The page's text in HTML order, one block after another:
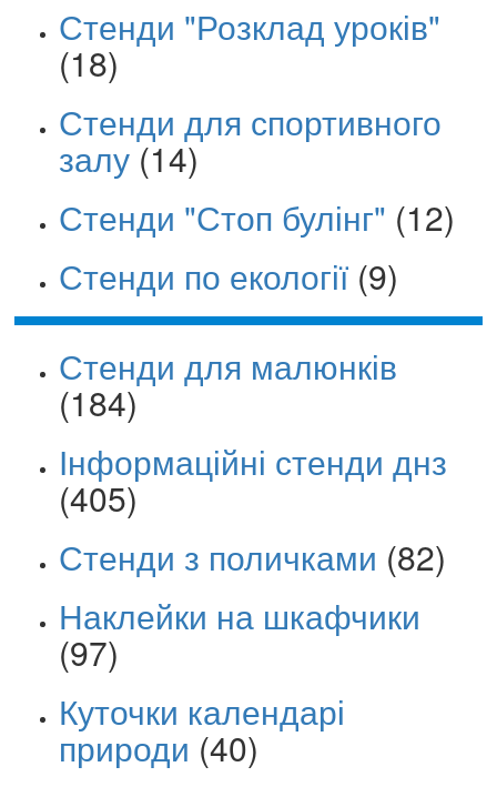
Стенди "Розклад уроків"
(18)
Стенди для спортивного
залу(14)
Стенди "Стоп булінг" (12)
Стенди по екології (9)
Стенди для малюнків
(184)
Інформаційні стенди днз
(405)
Стенди з поличками (82)
Наклейки на шкафчики
(97)
Куточки календарі
природи (40)